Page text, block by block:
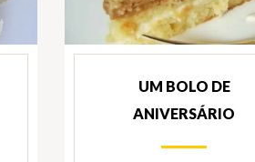
UM BOLO DE
ANIVERSÁRIO